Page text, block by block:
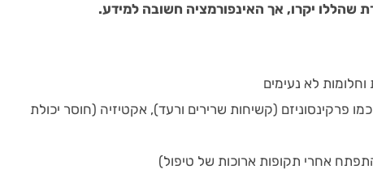
שהללו יקרו, אך האינפורמציה חשובה למידע.
לא נעימים
פרקינסוניזם (קשיחות שרירים ורעד), אקטיזיה (חוסר יכולת
אחרי תקופות ארוכות של טיפול)